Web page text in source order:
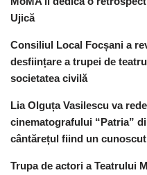
Ujică
Consiliul Local Focșani a
desființare a trupei de
societatea civilă
Lia Olguța Vasilescu va
cinematografului “Patria”
cântărețul fiind un
Trupa de actori a Teatrului